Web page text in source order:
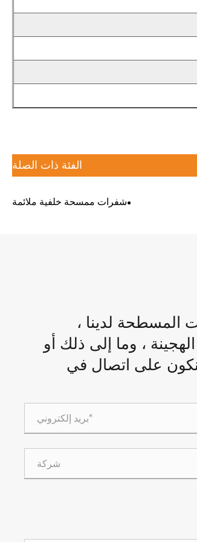
الفئة ذات الصلة
شفرات ممسحة خلفية ملائمة
لدينا ،
، وما إلى ذلك أو
على اتصال في